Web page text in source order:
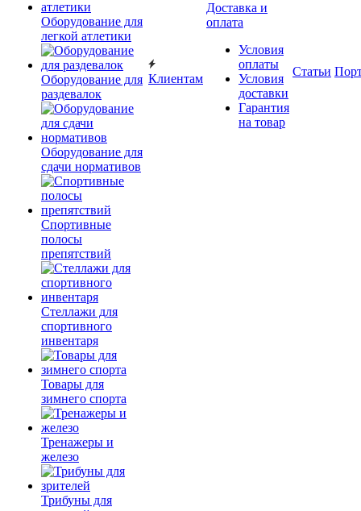
Оборудование для
легкой атлетики
Оборудование для
раздевалок
Оборудование для
сдачи нормативов
Спортивные
полосы
препятствий
Стеллажи для
спортивного
инвентаря
Товары для
зимнего спорта
Тренажеры и
железо
Трибуны для
Клиентам
Доставка и
оплата
Условия
оплаты
Условия
доставки
Гарантия
на товар
Статьи